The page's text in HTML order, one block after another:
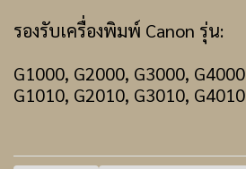
รองรับเครื่องพิมพ์ Canon รุ่น:
G1000, G2000, G3000, G4000
G1010, G2010, G3010, G4010